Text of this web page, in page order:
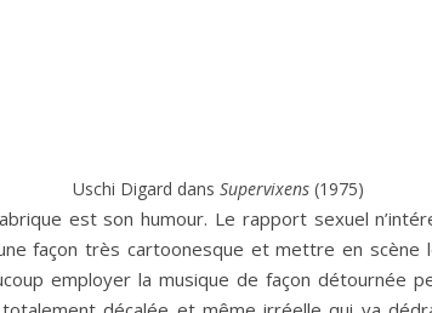
Uschi Digard dans Supervixens (1975)
est son humour. Le rapport sexuel
façon très cartoonesque et mettre en
employer la musique de façon détournée